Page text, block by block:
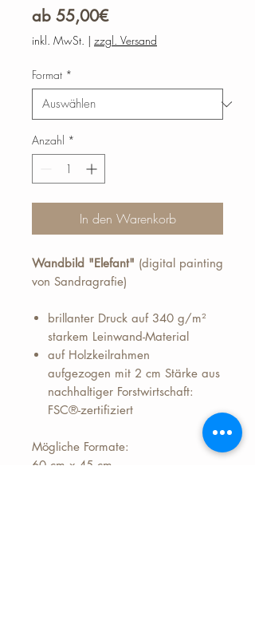
ab 55,00€Sale-
Preis
inkl. MwSt. | zzgl. Versand
Format *
Anzahl *
In den Warenkorb
Wandbild "Elefant" (digital painting
von Sandragrafie)
brillanter Druck auf 340 g/m²
starkem Leinwand-Material
auf Holzkeilrahmen
aufgezogen mit 2 cm Stärke aus
nachhaltiger Forstwirtschaft:
FSC®-zertifiziert
Mögliche Formate:
60 cm x 45 cm